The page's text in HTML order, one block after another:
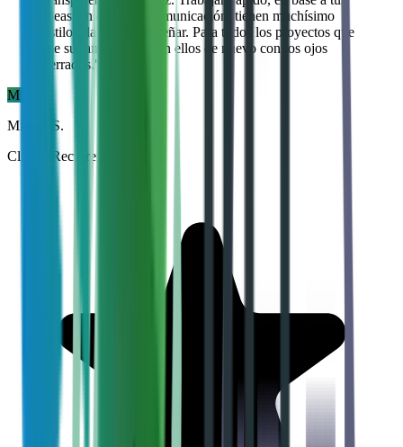
ideas, en continua comunicación, tienen muchísimo
estilo a la hora de diseñar. Para todos los proyectos que
me surjan contaría con ellos de nuevo con los ojos
cerrados."
MS
Míriam S.
Cliente Recurrente